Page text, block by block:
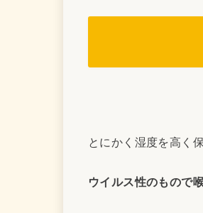
とにかく湿度を高く
ウイルス性のもので